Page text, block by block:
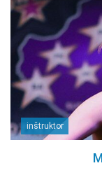
inštruktor